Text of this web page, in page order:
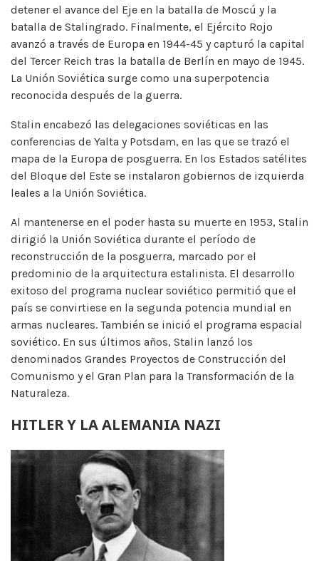
detener el avance del Eje en la batalla de Moscú y la
batalla de Stalingrado. Finalmente, el Ejército Rojo
avanzó a través de Europa en 1944-45 y capturó la capital
del Tercer Reich tras la batalla de Berlín en mayo de 1945.
La Unión Soviética surge como una superpotencia
reconocida después de la guerra.
Stalin encabezó las delegaciones soviéticas en las
conferencias de Yalta y Potsdam, en las que se trazó el
mapa de la Europa de posguerra. En los Estados satélites
del Bloque del Este se instalaron gobiernos de izquierda
leales a la Unión Soviética.
Al mantenerse en el poder hasta su muerte en 1953, Stalin
dirigió la Unión Soviética durante el período de
reconstrucción de la posguerra, marcado por el
predominio de la arquitectura estalinista. El desarrollo
exitoso del programa nuclear soviético permitió que el
país se convirtiese en la segunda potencia mundial en
armas nucleares. También se inició el programa espacial
soviético. En sus últimos años, Stalin lanzó los
denominados Grandes Proyectos de Construcción del
Comunismo y el Gran Plan para la Transformación de la
Naturaleza.
HITLER Y LA ALEMANIA NAZI